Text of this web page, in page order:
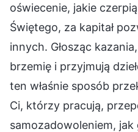
oświecenie, jakie
Świętego, za kapitał
innych. Głosząc
brzemię i przyjmują
ten właśnie sposób
Ci, którzy pracują,
samozadowoleniem, jak